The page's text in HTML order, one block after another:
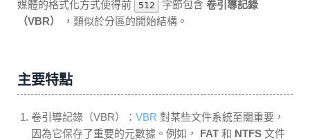
媒體的格式化方式使得前
512 字節包含 卷引導記錄
（VBR）
，類似於分區的開始結構。
主要特點
卷引導記錄（VBR）： VBR 對某些文件系統至關重要，
因為它保存了重要的元數據。例如， FAT 和 NTFS 文件